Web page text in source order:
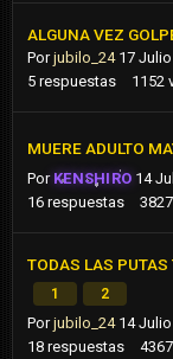
ALGUNA VEZ
Porjubilo_24 17 Julio
5 respuestas 1152
MUERE ADULTO
Por KENSHIRO 14
16 respuestas 3827
TODAS LAS
1 2
Porjubilo_24 14 Julio
18 respuestas 4367